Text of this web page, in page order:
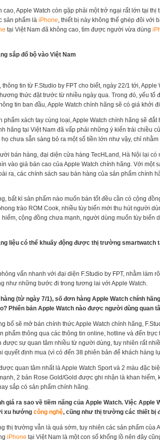
cao, Apple Watch còn gặp phải một trở ngại rất lớn tại
sản phẩm là i Phone, thiết bị này không thể ghép đôi với
tại Việt Nam đã không cao, tìm được người vừa dùng i
sắp đổ bộ vào Việt Nam
tin từ F.Studio by FPT cho biết, ngày 22/1 tới,
thức đặt trước từ nhiều ngày qua. Trong đó, yếu
tin ban đầu, Apple Watch chính hãng sẽ có giá khởi
phẩm xách tay cùng loại, Apple Watch chính hãng sẽ
hãng tại Việt Nam đã vấp phải những ý kiến trái chiều
chưa sẵn sàng bỏ ra một số tiền lớn như vậy, chỉ
bán hàng, đại diện cửa hàng TecHLand, Hà Nội lại có
vào giá bán cao của Apple Watch chính hãng. Với một
ra, các chính sách sau bán hàng của sản phẩm chính
bất kì sản phẩm nào muốn bán tốt đều cần có cộng
trào ROM Cook, nhiều tùy biến mới thu hút người
hiếm, cộng đồng chưa mạnh, người dùng muốn tùy biến
liệu có thể khuấy động được thị trường smartwatch
vấn nhanh với đại diện F.Studio by FPT, nhằm làm
như những bước đi trong tương lai với Apple Watch.
(từ ngày 7/1), số đơn hàng Apple Watch chính
Phiên bản Apple Watch nào được người dùng quan
bố sẽ mở bán chính thức Apple Watch chính hãng,
phẩm thông qua các thông tin online, hotline và đến trực
được sự quan tâm nhiều từ người dùng, tuy nhiên rất
quyết định mua (vì có đến 38 phiên bản để khách hàng
quan tâm nhất là Apple Watch Sport và 2 màu đặc
2 bản Rose Gold/Gold được ghi nhận là khan
sắp có sản phẩm chính hãng.
giá ra sao về tiềm năng của Apple Watch. Việc
xu hướng công nghệ, cũng như thị trường các thiết bị
thị trường vẫn là quá sớm, tuy nhiên các sản phẩm
i Phone tại Việt Nam là một con số khổng lồ nên đây